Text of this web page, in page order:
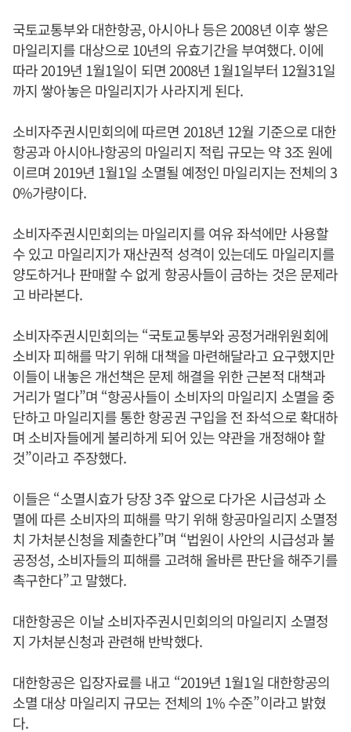
국토교통부와 대한항공, 아시아나 등은 2008년 이후 쌓은
마일리지를 대상으로 10년의 유효기간을 부여했다. 이에
따라 2019년 1월1일이 되면 2008년 1월1일부터 12월31일
까지 쌓아놓은 마일리지가 사라지게 된다.
소비자주권시민회의에 따르면 2018년 12월 기준으로 대한
항공과 아시아나항공의 마일리지 적립 규모는 약 3조 원에
이르며 2019년 1월1일 소멸될 예정인 마일리지는 전체의 3
0%가량이다.
소비자주권시민회의는 마일리지를 여유 좌석에만 사용할
수 있고 마일리지가 재산권적 성격이 있는데도 마일리지를
양도하거나 판매할 수 없게 항공사들이 금하는 것은 문제라
고 바라본다.
소비자주권시민회의는 “국토교통부와 공정거래위원회에
소비자 피해를 막기 위해 대책을 마련해달라고 요구했지만
이들이 내놓은 개선책은 문제 해결을 위한 근본적 대책과
거리가 멀다”며 “항공사들이 소비자의 마일리지 소멸을 중
단하고 마일리지를 통한 항공권 구입을 전 좌석으로 확대하
며 소비자들에게 불리하게 되어 있는 약관을 개정해야 할
것”이라고 주장했다.
이들은 “소멸시효가 당장 3주 앞으로 다가온 시급성과 소
멸에 따른 소비자의 피해를 막기 위해 항공마일리지 소멸정
치 가처분신청을 제출한다”며 “법원이 사안의 시급성과 불
공정성, 소비자들의 피해를 고려해 올바른 판단을 해주기를
촉구한다”고 말했다.
대한항공은 이날 소비자주권시민회의의 마일리지 소멸정
지 가처분신청과 관련해 반박했다.
대한항공은 입장자료를 내고 “2019년 1월1일 대한항공의
소멸 대상 마일리지 규모는 전체의 1% 수준”이라고 밝혔
다.